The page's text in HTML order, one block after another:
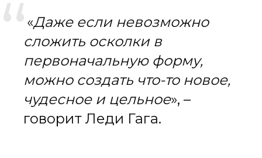
«Даже если невозможно
сложить осколки в
первоначальную форму,
можно создать что-то новое,
чудесное и цельное», –
говорит Леди Гага.